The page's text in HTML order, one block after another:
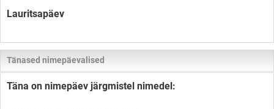
Lauritsapäev
Tänased nimepäevalised
Täna on nimepäev järgmistel nimedel: